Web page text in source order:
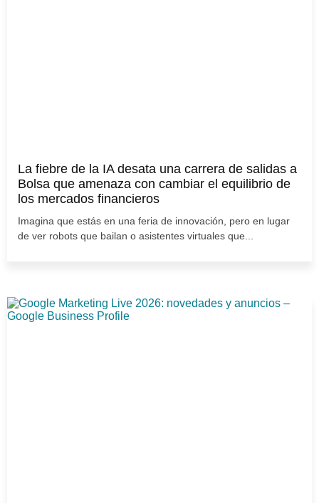
La fiebre de la IA desata una carrera de salidas a
Bolsa que amenaza con cambiar el equilibrio de
los mercados financieros
Imagina que estás en una feria de innovación, pero en lugar
de ver robots que bailan o asistentes virtuales que...